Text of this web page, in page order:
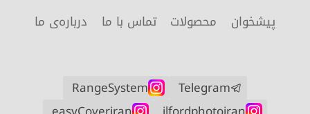
پیشخوان محصولات تماس با ما درباره‌ی ما
Telegram
RangeSystem